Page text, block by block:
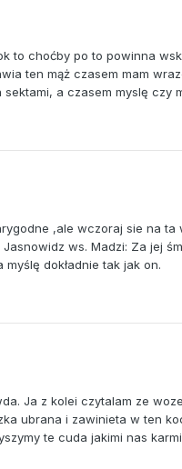
to choćby po to powinna
ten mąż czasem mam
a czasem myslę czy
,ale wczoraj sie na ta
ws. Madzi: Za jej
dokładnie tak jak on.
Ja z kolei czytalam ze
ubrana i zawinieta w ten
te cuda jakimi nas karmi